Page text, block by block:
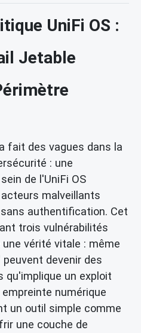
UniFi OS :
Jetable
fait des vagues dans la
: une
de l'UniFi OS
malveillants
authentification. Cet
trois vulnérabilités
vérité vitale : même
devenir des
qu'implique un exploit
numérique
un outil simple comme
une couche de